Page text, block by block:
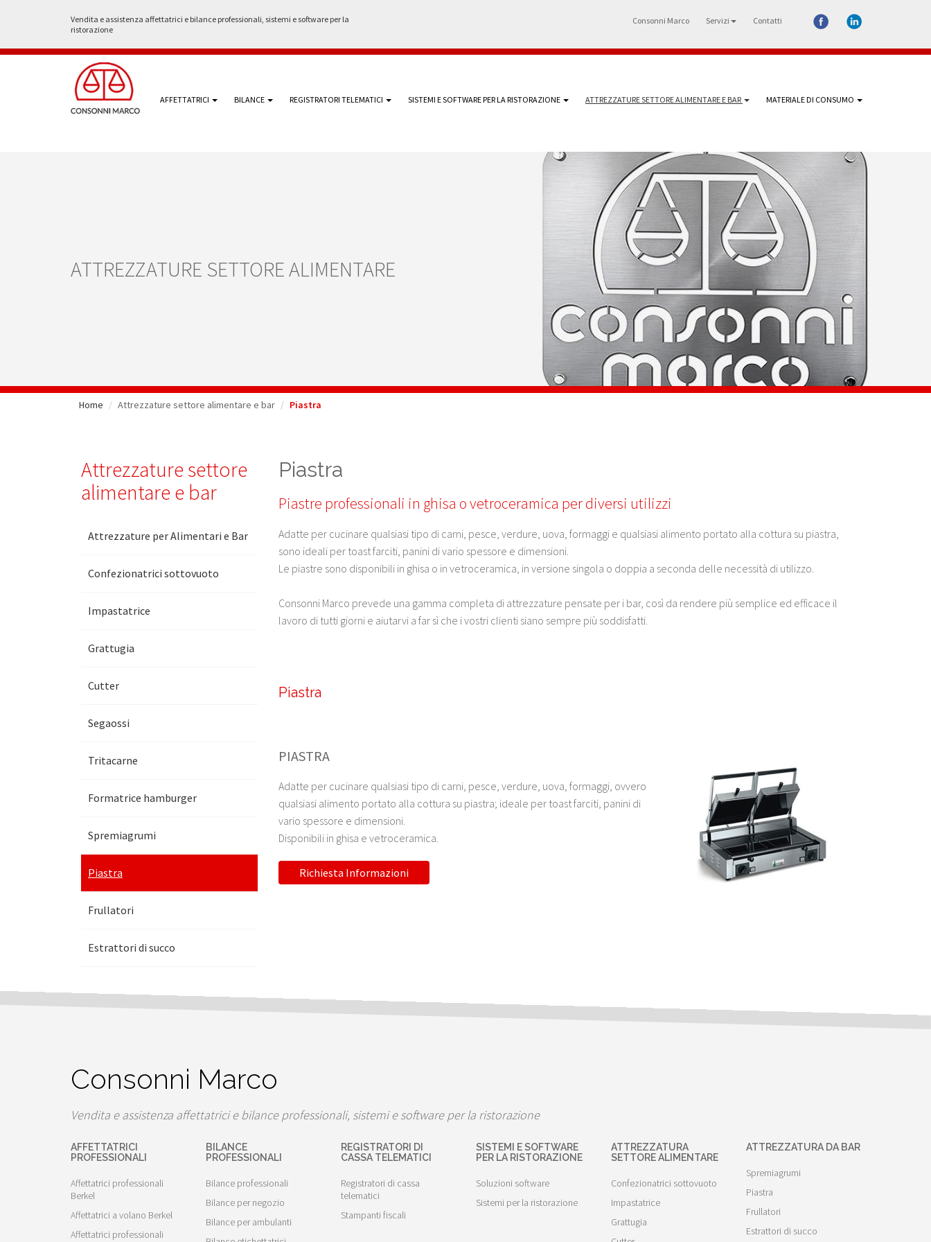
Vendita e assistenza affettatrici e bilance professionali, sistemi e software per la
ristorazione
Consonni Marco Servizi Contatti
AFFETTATRICI BILANCE REGISTRATORI TELEMATICI SISTEMI E SOFTWARE PER LA RISTORAZIONE ATTREZZATURE SETTORE ALIMENTARE E BAR MATERIALE DI CONSUMO
ATTREZZATURE SETTORE ALIMENTARE
Home Attrezzature settore alimentare e bar Piastra
Piastra
Piastre professionali in ghisa o vetroceramica per diversi utilizzi
Adatte per cucinare qualsiasi tipo di carni, pesce, verdure, uova, formaggi e qualsiasi alimento portato alla cottura su piastra,
sono ideali per toast farciti, panini di vario spessore e dimensioni.
Le piastre sono disponibili in ghisa o in vetroceramica, in versione singola o doppia a seconda delle necessità di utilizzo.
Consonni Marco prevede una gamma completa di attrezzature pensate per i bar, così da rendere più semplice ed efficace il
lavoro di tutti giorni e aiutarvi a far sì che i vostri clienti siano sempre più soddisfatti.
Piastra
PIASTRA
Adatte per cucinare qualsiasi tipo di carni, pesce, verdure, uova, formaggi, ovvero
qualsiasi alimento portato alla cottura su piastra; ideale per toast farciti, panini di
vario spessore e dimensioni.
Disponibili in ghisa e vetroceramica.
Richiesta Informazioni
Attrezzature settore
alimentare e bar
Attrezzature per Alimentari e Bar
Confezionatrici sottovuoto
Impastatrice
Grattugia
Cutter
Segaossi
Tritacarne
Formatrice hamburger
Spremiagrumi
Piastra
Frullatori
Estrattori di succo
Consonni Marco
Vendita e assistenza affettatrici e bilance professionali, sistemi e software per la ristorazione
AFFETTATRICI
PROFESSIONALI
Affettatrici professionali
Berkel
Affettatrici a volano Berkel
Affettatrici professionali
BILANCE
PROFESSIONALI
Bilance professionali
Bilance per negozio
Bilance per ambulanti
REGISTRATORI DI
CASSA TELEMATICI
Registratori di cassa
telematici
Stampanti fiscali
SISTEMI E SOFTWARE
PER LA RISTORAZIONE
Soluzioni software
Sistemi per la ristorazione
ATTREZZATURA
SETTORE ALIMENTARE
Confezionatrici sottovuoto
Impastatrice
Grattugia
ATTREZZATURA DA BAR
Spremiagrumi
Piastra
Frullatori
Estrattori di succo